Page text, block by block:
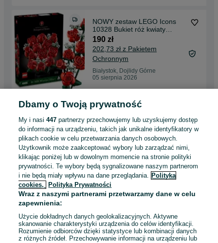
NOWY zestaw LEGO Icons
10328 Bukiet róż kwiaty
ORYGINALNE
190 zł
202,73 zł z Pakietem
Ochronnym
Białystok, Dojlidy Górne
05 sierpnia 2026
NOWY zestaw Crayola
Washimals Diabelski Młyn
mazaki zmywalne zwierzęta
149 zł
159,84 zł z Pakietem
Ochronnym
Białystok, Dojlidy Górne
05 sierpnia 2026
NOWY Drewniany automat
289 zł
306,28 zł z Pakietem
Ochronnym
Dbamy o Twoją prywatność
My i nasi447 partnerzy przechowujemy lub uzyskujemy dostęp
do informacji na urządzeniu, takich jak unikalne identyfikatory w
plikach cookie w celu przetwarzania danych osobowych.
Użytkownik może zaakceptować wybory lub zarządzać nimi,
klikając poniżej lub w dowolnym momencie na stronie polityki
prywatności. Te wybory będą sygnalizowane naszym partnerom
i nie będą miały wpływu na dane przeglądania. Polityka
cookies,
Polityka Prywatności
Wraz z naszymi partnerami przetwarzamy dane w celu
zapewnienia:
Użycie dokładnych danych geolokalizacyjnych. Aktywne
skanowanie charakterystyki urządzenia do celów identyfikacji.
Rozumienie odbiorców dzięki statystyce lub kombinacji danych
z różnych źródeł. Przechowywanie informacji na urządzeniu lub